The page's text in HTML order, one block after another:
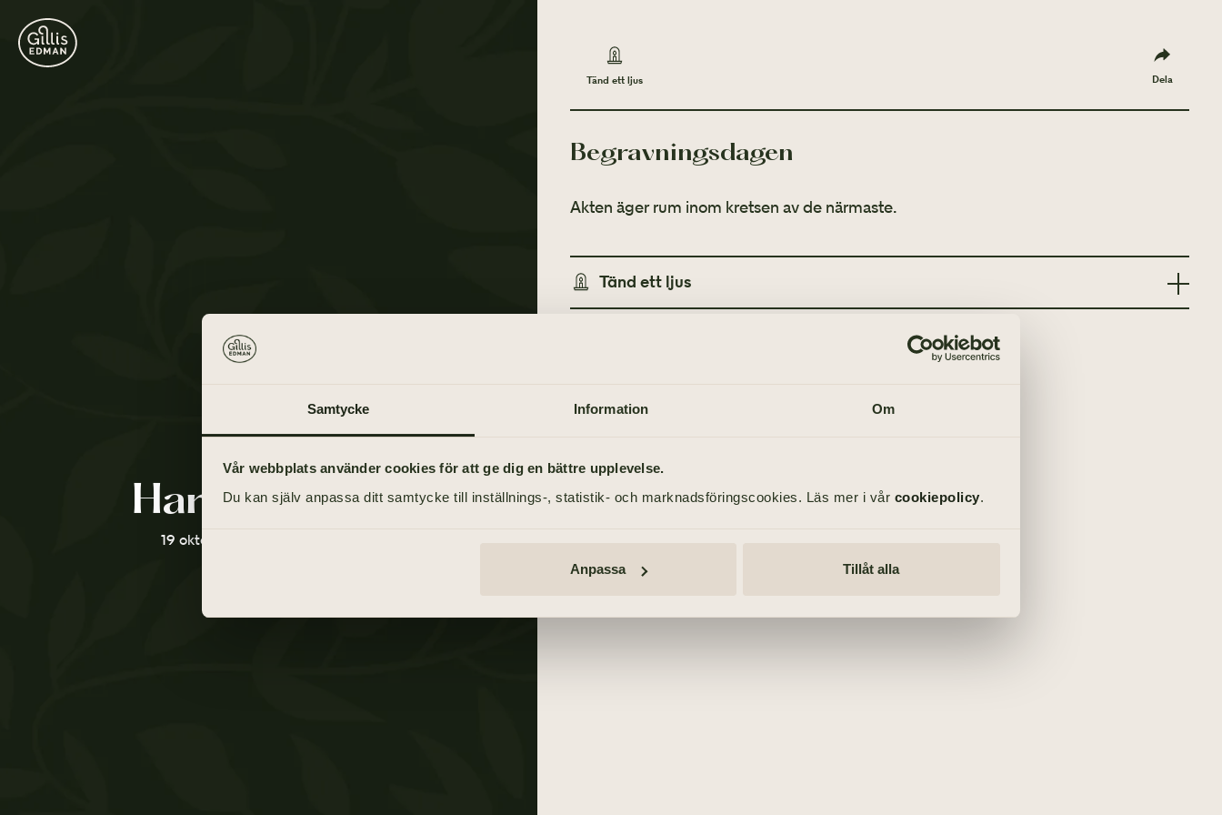
Samtycke Information Om
Vår webbplats använder cookies för att ge dig en bättre upplevelse.
Du kan själv anpassa ditt samtycke till inställnings-, statistik- och marknadsföringscookies. Läs mer i vår cookiepolicy.
Anpassa Tillåt alla
Harry Nilsson
19 oktober 1924 - 8 augusti 2021
Tänd ett ljus Dela
Begravningsdagen
Akten äger rum inom kretsen av de närmaste.
Tänd ett ljus